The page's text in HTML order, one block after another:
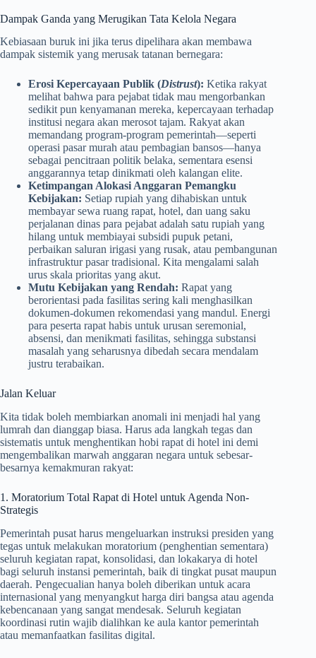
Dampak Ganda yang Merugikan Tata Kelola Negara
Kebiasaan buruk ini jika terus dipelihara akan membawa
dampak sistemik yang merusak tatanan bernegara:
Erosi Kepercayaan Publik (Distrust): Ketika rakyat
melihat bahwa para pejabat tidak mau mengorbankan
sedikit pun kenyamanan mereka, kepercayaan terhadap
institusi negara akan merosot tajam. Rakyat akan
memandang program-program pemerintah—seperti
operasi pasar murah atau pembagian bansos—hanya
sebagai pencitraan politik belaka, sementara esensi
anggarannya tetap dinikmati oleh kalangan elite.
Ketimpangan Alokasi Anggaran Pemangku
Kebijakan: Setiap rupiah yang dihabiskan untuk
membayar sewa ruang rapat, hotel, dan uang saku
perjalanan dinas para pejabat adalah satu rupiah yang
hilang untuk membiayai subsidi pupuk petani,
perbaikan saluran irigasi yang rusak, atau pembangunan
infrastruktur pasar tradisional. Kita mengalami salah
urus skala prioritas yang akut.
Mutu Kebijakan yang Rendah: Rapat yang
berorientasi pada fasilitas sering kali menghasilkan
dokumen-dokumen rekomendasi yang mandul. Energi
para peserta rapat habis untuk urusan seremonial,
absensi, dan menikmati fasilitas, sehingga substansi
masalah yang seharusnya dibedah secara mendalam
justru terabaikan.
Jalan Keluar
Kita tidak boleh membiarkan anomali ini menjadi hal yang
lumrah dan dianggap biasa. Harus ada langkah tegas dan
sistematis untuk menghentikan hobi rapat di hotel ini demi
mengembalikan marwah anggaran negara untuk sebesar-
besarnya kemakmuran rakyat:
1. Moratorium Total Rapat di Hotel untuk Agenda Non-
Strategis
Pemerintah pusat harus mengeluarkan instruksi presiden yang
tegas untuk melakukan moratorium (penghentian sementara)
seluruh kegiatan rapat, konsolidasi, dan lokakarya di hotel
bagi seluruh instansi pemerintah, baik di tingkat pusat maupun
daerah. Pengecualian hanya boleh diberikan untuk acara
internasional yang menyangkut harga diri bangsa atau agenda
kebencanaan yang sangat mendesak. Seluruh kegiatan
koordinasi rutin wajib dialihkan ke aula kantor pemerintah
atau memanfaatkan fasilitas digital.